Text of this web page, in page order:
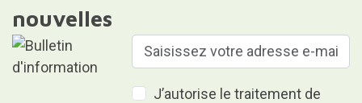
nouvelles
J’autorise le traitement de